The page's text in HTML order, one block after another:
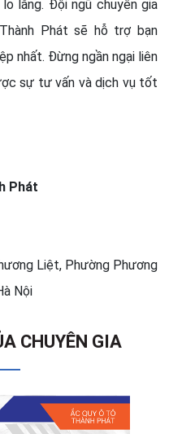
lắng. Đội ngũ chuyên gia
Phát sẽ hỗ trợ bạn
nhất. Đừng ngần ngại liên
sự tư vấn và dịch vụ tốt
Phát
Liệt, Phường Phương
Nội
CHUYÊN GIA